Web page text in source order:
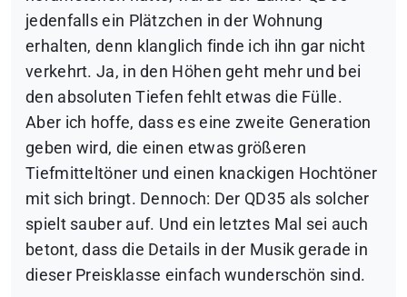
jedenfalls ein Plätzchen in der Wohnung
erhalten, denn klanglich finde ich ihn gar nicht
verkehrt. Ja, in den Höhen geht mehr und bei
den absoluten Tiefen fehlt etwas die Fülle.
Aber ich hoffe, dass es eine zweite Generation
geben wird, die einen etwas größeren
Tiefmitteltöner und einen knackigen Hochtöner
mit sich bringt. Dennoch: Der QD35 als solcher
spielt sauber auf. Und ein letztes Mal sei auch
betont, dass die Details in der Musik gerade in
dieser Preisklasse einfach wunderschön sind.